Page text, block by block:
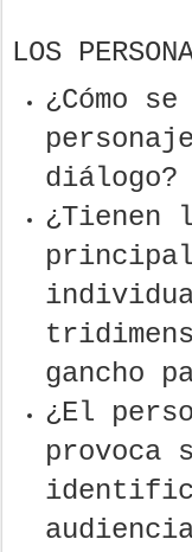
LOS
¿Cómo
diálogo?
¿Tienen
gancho
¿El
provoca